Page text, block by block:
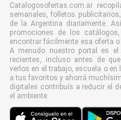
Catalogosofertas.com.ar
semanales, folletos
de la Argentina diariamente.
promociones de los
encontrar fácilmente esa oferta
A menudo nuestro portal es
recientes, incluso antes de
verlos en el trabajo, escuela o
a tus favoritos y ahorrá
digitales contribuís a reducir el
el ambiente.